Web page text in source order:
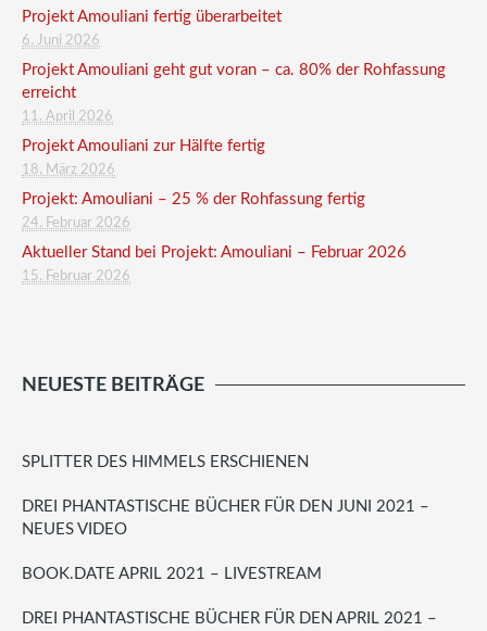
Projekt Amouliani fertig überarbeitet
6. Juni 2026
Projekt Amouliani geht gut voran – ca. 80% der Rohfassung
erreicht
11. April 2026
Projekt Amouliani zur Hälfte fertig
18. März 2026
Projekt: Amouliani – 25 % der Rohfassung fertig
24. Februar 2026
Aktueller Stand bei Projekt: Amouliani – Februar 2026
15. Februar 2026
NEUESTE BEITRÄGE
SPLITTER DES HIMMELS ERSCHIENEN
DREI PHANTASTISCHE BÜCHER FÜR DEN JUNI 2021 –
NEUES VIDEO
BOOK.DATE APRIL 2021 – LIVESTREAM
DREI PHANTASTISCHE BÜCHER FÜR DEN APRIL 2021 –